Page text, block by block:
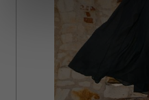
dane są przetwarzane
sekcji szczegółów
. W
zmienić lub wycofać swoją
Wykorzystujemy pliki
i reklam, aby oferować